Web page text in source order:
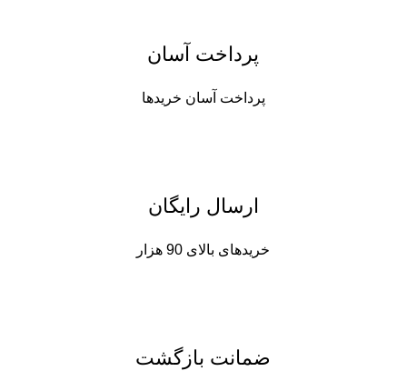
پرداخت آسان
پرداخت آسان خریدها
ارسال رایگان
خریدهای بالای 90 هزار
ضمانت بازگشت